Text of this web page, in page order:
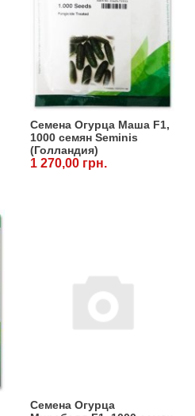
Семена Огурца Маша F1,
1000 семян Seminis
(Голландия)
1 270,00 грн.
Семена Огурца